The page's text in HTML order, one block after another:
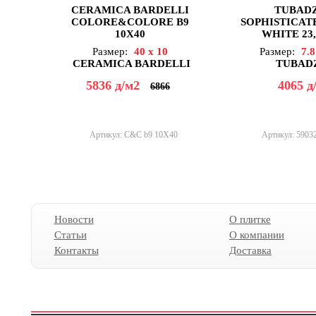
AVRORIA
AZARAKHSH
AZORI
BALDOCER
BELLAVISTA
BELMAR
BESTILE
CERAMICA BARDELLI
COLORE&COLORE B9
10X40
Размер:
40 x 10
CERAMICA BARDELLI
5836 д/м2 6866
Артикул: C&C b9 10X40
WHITE
Размер:
4065 д
Артикул:
Новости
Статьи
Контакты
О плитке
О компании
Доставка